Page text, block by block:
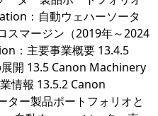
：自動ウェハーソータ
スマージン（2019年～2024
：主要事業概要 13.4.5
開 13.5 Canon Machinery
情報 13.5.2 Canon
ー製品ポートフォリオと